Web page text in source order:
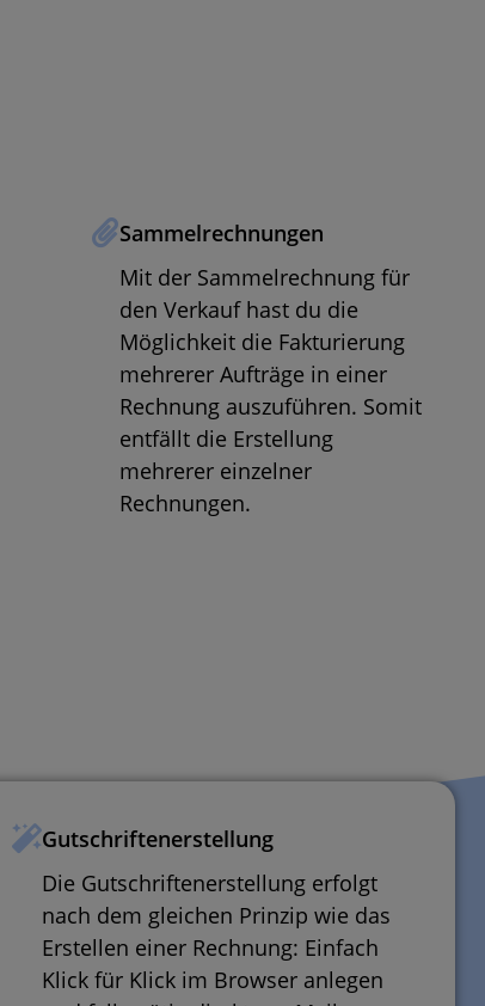
Sammelrechnungen
Mit der Sammelrechnung für
den Verkauf hast du die
Möglichkeit die Fakturierung
mehrerer Aufträge in einer
Rechnung auszuführen. Somit
entfällt die Erstellung
mehrerer einzelner
Rechnungen.
Gutschriftenerstellung
Die Gutschriftenerstellung erfolgt
nach dem gleichen Prinzip wie das
Erstellen einer Rechnung: Einfach
Klick für Klick im Browser anlegen